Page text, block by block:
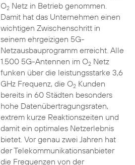
O2Netz in Betrieb genommen.
Damit hat das Unternehmen einen
wichtigen Zwischenschritt in
seinem ehrgeizigen 5G-
Netzausbauprogramm erreicht. Alle
1.500 5G-Antennen im O2Netz
funken über die leistungsstarke 3,6
GHz Frequenz, die O2Kunden
bereits in 60 Städten besonders
hohe Datenübertragungsraten,
extrem kurze Reaktionszeiten und
damit ein optimales Netzerlebnis
bietet. Vor genau zwei Jahren hat
der Telekommunikationsanbieter
die Frequenzen von der